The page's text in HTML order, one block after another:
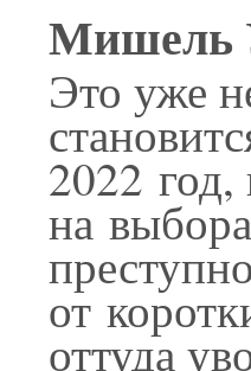
Мишель
Это уже
2022
на
от
оттуда